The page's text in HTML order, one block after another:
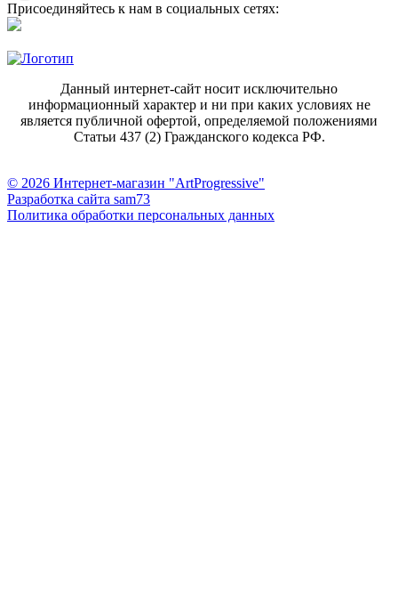
Присоединяйтесь к нам в социальных сетях:
Данный интернет-сайт носит исключительно
информационный характер и ни при каких условиях не
является публичной офертой, определяемой положениями
Статьи 437 (2) Гражданского кодекса РФ.
© 2026 Интернет-магазин "ArtProgressive"
Разработка сайта sam73
Политика обработки персональных данных